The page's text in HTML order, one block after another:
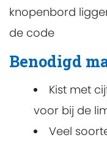
knopenbord
de code
Benodigd
Kist met
voor bij de
Veel